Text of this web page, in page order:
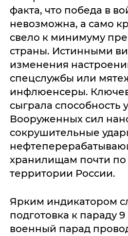
факта, что победа в
невозможна, а само
свело к минимуму
страны. Истинными
изменения
спецслужбы или
инфлюенсеры.
сыграла способность
Вооруженных сил
сокрушительные
хранилищам почти по
территории России.
Ярким индикатором
подготовка к параду
военный парад